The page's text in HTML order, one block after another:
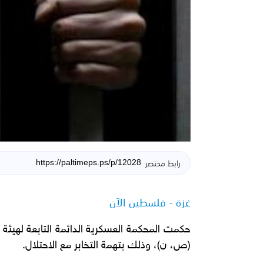
رابط مختصر
غزة - فلسطين الآن
(ص، ن)، وذلك بتهمة التخابر مع الاحتلال.